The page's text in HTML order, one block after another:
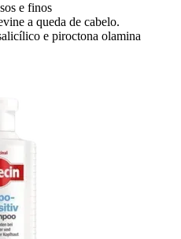
e finos
a queda de cabelo.
e piroctona olamina